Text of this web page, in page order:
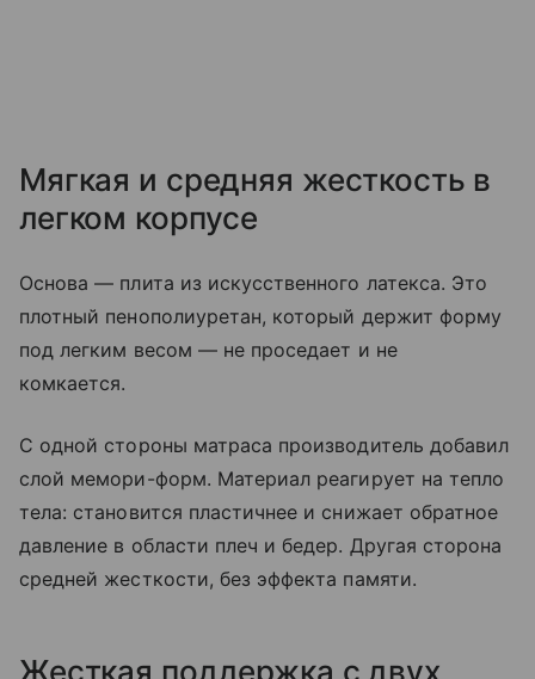
Мягкая и средняя жесткость в
легком корпусе
Основа — плита из искусственного латекса. Это
плотный пенополиуретан, который держит форму
под легким весом — не проседает и не
комкается.
С одной стороны матраса производитель добавил
слой мемори-форм. Материал реагирует на тепло
тела: становится пластичнее и снижает обратное
давление в области плеч и бедер. Другая сторона
средней жесткости, без эффекта памяти.